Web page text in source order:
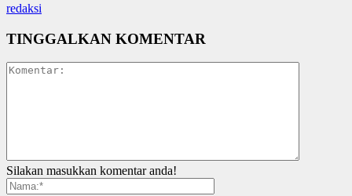
redaksi
TINGGALKAN KOMENTAR
Silakan masukkan komentar anda!